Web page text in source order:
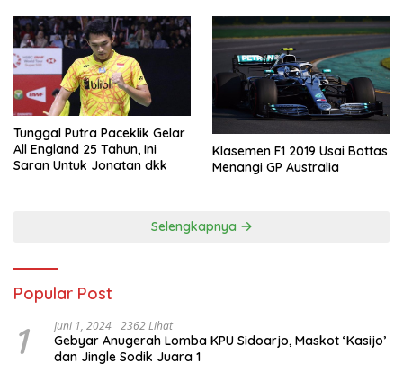
Tunggal Putra Paceklik Gelar
All England 25 Tahun, Ini
Saran Untuk Jonatan dkk
Klasemen F1 2019 Usai Bottas
Menangi GP Australia
Selengkapnya
Popular Post
1 Juni 1, 2024 2362 Lihat
Gebyar Anugerah Lomba KPU Sidoarjo, Maskot ‘Kasijo’
dan Jingle Sodik Juara 1